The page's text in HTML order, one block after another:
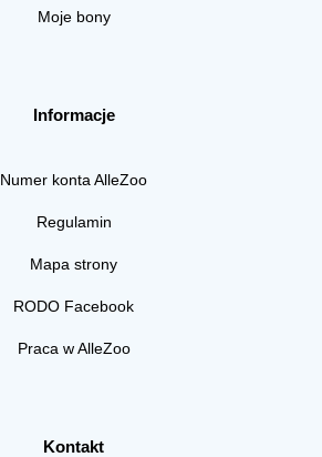
Moje bony
Informacje
Numer konta AlleZoo
Regulamin
Mapa strony
RODO Facebook
Praca w AlleZoo
Kontakt